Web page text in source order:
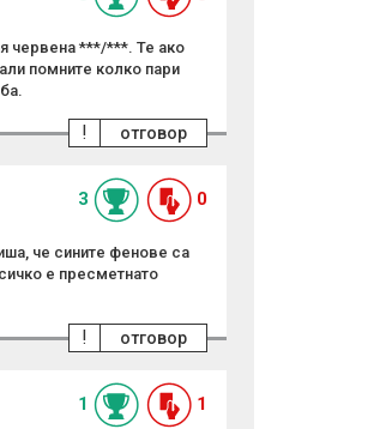
червена ***/***. Те ако
помните колко пари
отговор
!
3 0
че сините фенове са
е пресметнато
отговор
!
1 1